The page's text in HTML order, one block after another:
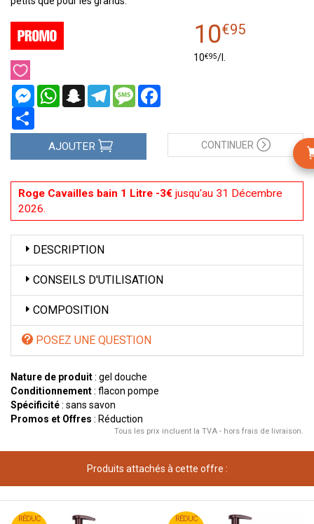
MessengerWhatsAppSnapchatTelegramMessage
10€95
10€95/
AJOUTER CONTINUER
Roge Cavailles bain 1 Litre -3€ jusqu'au 31 Décembre
2026.
DESCRIPTION
CONSEILS D'UTILISATION
COMPOSITION
POSEZ UNE QUESTION
Nature de produit: gel douche
Conditionnement: flacon pompe
Spécificité: sans savon
Promos et Offres : Réduction
Tous les prix incluent la TVA - hors frais de livraison.
Produits attachés à cette offre :
RÉDUC
10
€
95 RÉDUC
10
€
95